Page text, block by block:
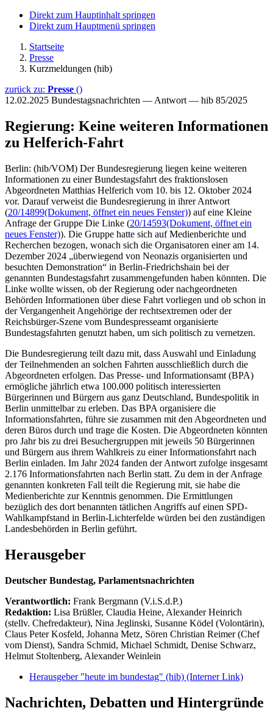
Direkt zum Hauptinhalt springen
Direkt zum Hauptmenü springen
Startseite
Presse
Kurzmeldungen (hib)
zurück zu: Presse ()
12.02.2025 Bundestagsnachrichten — Antwort — hib 85/2025
Regierung: Keine weiteren Informationen
zu Helferich-Fahrt
Berlin: (hib/VOM) Der Bundesregierung liegen keine weiteren
Informationen zu einer Bundestagsfahrt des fraktionslosen
Abgeordneten Matthias Helferich vom 10. bis 12. Oktober 2024
vor. Darauf verweist die Bundesregierung in ihrer Antwort
(20/14899(Dokument, öffnet ein neues Fenster)) auf eine Kleine
Anfrage der Gruppe Die Linke (20/14593(Dokument, öffnet ein
neues Fenster)). Die Gruppe hatte sich auf Medienberichte und
Recherchen bezogen, wonach sich die Organisatoren einer am 14.
Dezember 2024 „überwiegend von Neonazis organisierten und
besuchten Demonstration“ in Berlin-Friedrichshain bei der
genannten Bundestagsfahrt zusammengefunden haben könnten. Die
Linke wollte wissen, ob der Regierung oder nachgeordneten
Behörden Informationen über diese Fahrt vorliegen und ob schon in
der Vergangenheit Angehörige der rechtsextremen oder der
Reichsbürger-Szene vom Bundespresseamt organisierte
Bundestagsfahrten genutzt haben, um sich politisch zu vernetzen.
Die Bundesregierung teilt dazu mit, dass Auswahl und Einladung
der Teilnehmenden an solchen Fahrten ausschließlich durch die
Abgeordneten erfolgen. Das Presse- und Informationsamt (BPA)
ermögliche jährlich etwa 100.000 politisch interessierten
Bürgerinnen und Bürgern aus ganz Deutschland, Bundespolitik in
Berlin unmittelbar zu erleben. Das BPA organisiere die
Informationsfahrten, führe sie zusammen mit den Abgeordneten und
deren Büros durch und trage die Kosten. Die Abgeordneten könnten
pro Jahr bis zu drei Besuchergruppen mit jeweils 50 Bürgerinnen
und Bürgern aus ihrem Wahlkreis zu einer Informationsfahrt nach
Berlin einladen. Im Jahr 2024 fanden der Antwort zufolge insgesamt
2.176 Informationsfahrten nach Berlin statt. Zu dem in der Anfrage
genannten konkreten Fall teilt die Regierung mit, sie habe die
Medienberichte zur Kenntnis genommen. Die Ermittlungen
bezüglich des dort benannten tätlichen Angriffs auf einen SPD-
Wahlkampfstand in Berlin-Lichterfelde würden bei den zuständigen
Landesbehörden in Berlin geführt.
Herausgeber
Deutscher Bundestag, Parlamentsnachrichten
Verantwortlich: Frank Bergmann (V.i.S.d.P.)
Redaktion: Lisa Brüßler, Claudia Heine, Alexander Heinrich
(stellv. Chefredakteur), Nina Jeglinski, Susanne Ködel (Volontärin),
Claus Peter Kosfeld, Johanna Metz, Sören Christian Reimer (Chef
vom Dienst), Sandra Schmid, Michael Schmidt, Denise Schwarz,
Helmut Stoltenberg, Alexander Weinlein
Herausgeber "heute im bundestag" (hib) (Interner Link)
Nachrichten, Debatten und Hintergründe